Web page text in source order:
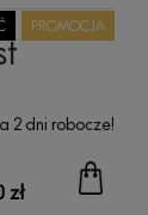
2 dni robocze!
zł
PROMOCJA